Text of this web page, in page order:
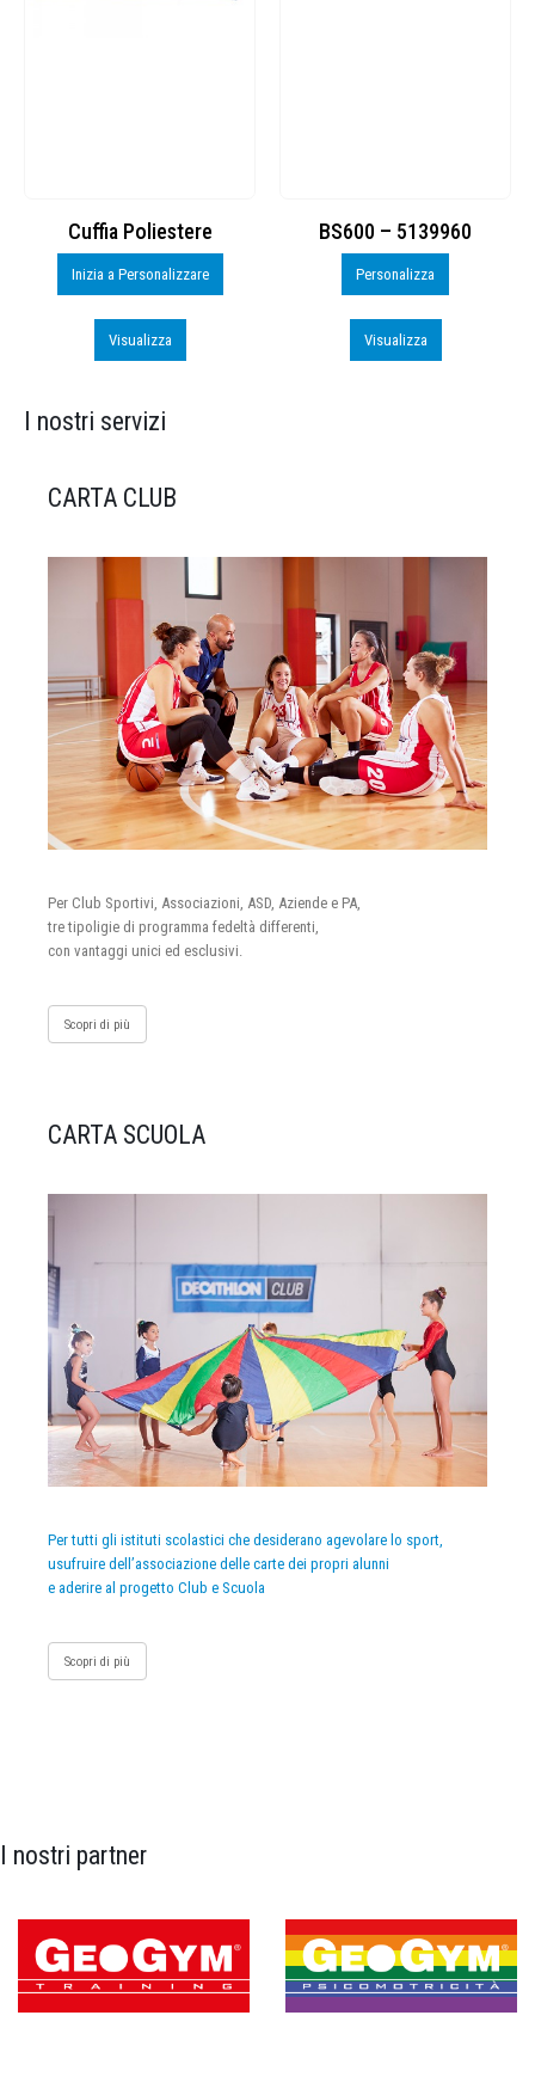
Cuffia Poliestere
Inizia a Personalizzare
Visualizza
BS600 – 5139960
Personalizza
Visualizza
I nostri servizi
CARTA CLUB
Per Club Sportivi, Associazioni, ASD, Aziende e PA,
tre tipoligie di programma fedeltà differenti,
con vantaggi unici ed esclusivi.
Scopri di più
CARTA SCUOLA
Per tutti gli istituti scolastici che desiderano agevolare lo sport,
usufruire dell’associazione delle carte dei propri alunni
e aderire al progetto Club e Scuola
Scopri di più
I nostri partner